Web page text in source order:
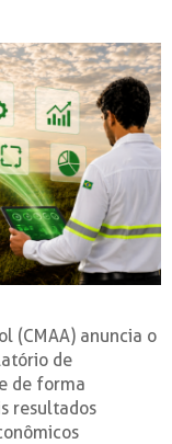
(CMAA) anuncia o
de
de forma
resultados